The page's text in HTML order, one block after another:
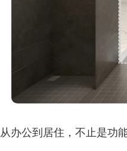
办公到居住，不止是功